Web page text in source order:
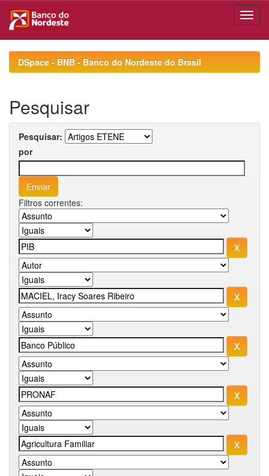
navigationDSpace - BNB - Banco do Nordeste do Brasil
Pesquisar
Pesquisar:
por
Filtros correntes: